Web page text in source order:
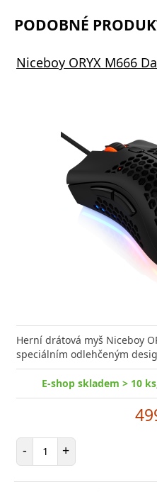
PODOBNÉ
Niceboy ORYX M666
Herní drátová myš Niceboy
speciálním odlehčeným
E-shop skladem > 10 ks
- Počet položek
+